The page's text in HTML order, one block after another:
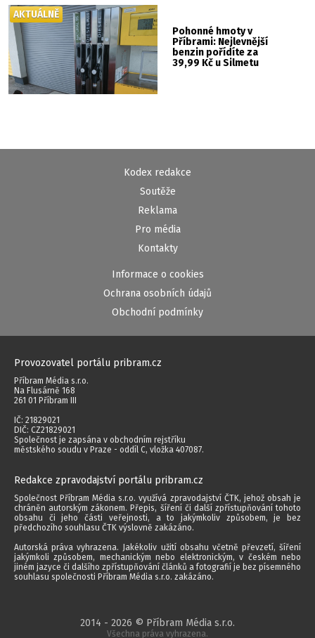
Pohonné hmoty v
Příbrami: Nejlevnější
benzin pořídíte za
39,99 Kč u Silmetu
AKTUÁLNĚ
Kodex redakce
Soutěže
Reklama
Pro média
Kontakty
Informace o cookies
Ochrana osobních údajů
Obchodní podmínky
Provozovatel portálu pribram.cz
Příbram Média s.r.o.
Na Flusárně 168
261 01 Příbram III
IČ: 21829021
DIČ: CZ21829021
Společnost je zapsána v obchodním rejstříku
městského soudu v Praze - oddíl C, vložka 407087.
Redakce zpravodajství portálu pribram.cz
Společnost Příbram Média s.r.o. využívá zpravodajství ČTK, jehož obsah je
chráněn autorským zákonem. Přepis, šíření či další zpřístupňování tohoto
obsahu či jeho části veřejnosti, a to jakýmkoliv způsobem, je bez
předchozího souhlasu ČTK výslovně zakázáno.
Autorská práva vyhrazena. Jakékoliv užití obsahu včetně převzetí, šíření
jakýmkoli způsobem, mechanickým nebo elektronickým, v českém nebo
jiném jazyce či dalšího zpřístupňování článků a fotografií je bez písemného
souhlasu společnosti Příbram Média s.r.o. zakázáno.
2014 - 2026 © Příbram Média s.r.o.
Všechna práva vyhrazena.